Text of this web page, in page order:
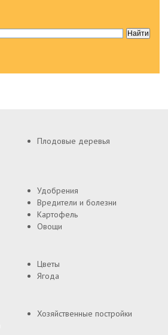
Плодовые деревья
Удобрения
Вредители и болезни
Картофель
Овощи
Цветы
Ягода
Хозяйственные постройки